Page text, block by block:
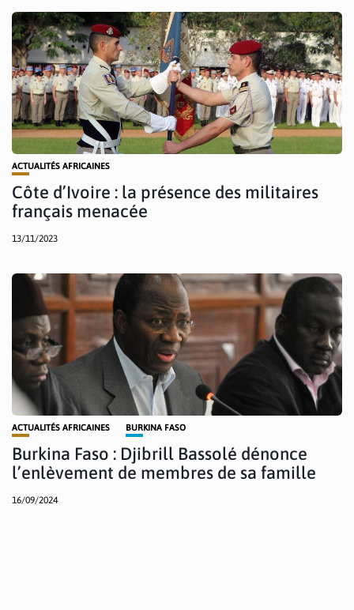
ACTUALITÉS AFRICAINES
Côte d’Ivoire : la présence des militaires
français menacée
13/11/2023
ACTUALITÉS AFRICAINES BURKINA FASO
Burkina Faso : Djibrill Bassolé dénonce
l’enlèvement de membres de sa famille
16/09/2024